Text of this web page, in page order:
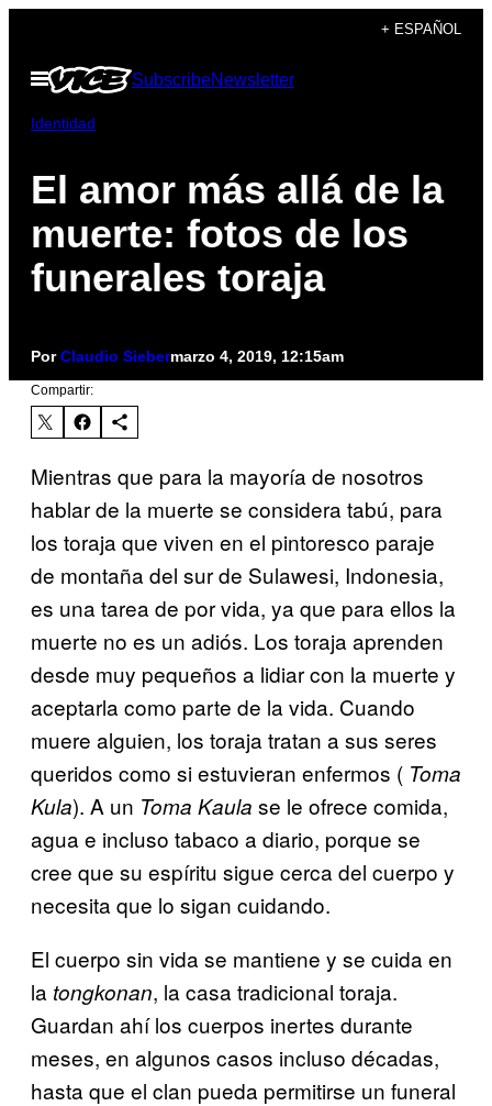
contenido
+ ESPAÑOL
Abrir
Menú
SubscribeNewsletter
Identidad
El amor más allá de la
muerte: fotos de los
funerales toraja
PorClaudio Siebermarzo 4, 2019, 12:15am
Compartir:
Mientras que para la mayoría de nosotros
hablar de la muerte se considera tabú, para
los toraja que viven en el pintoresco paraje
de montaña del sur de Sulawesi, Indonesia,
es una tarea de por vida, ya que para ellos la
muerte no es un adiós. Los toraja aprenden
desde muy pequeños a lidiar con la muerte y
aceptarla como parte de la vida. Cuando
muere alguien, los toraja tratan a sus seres
queridos como si estuvieran enfermos ( Toma
Kula). A un Toma Kaula se le ofrece comida,
agua e incluso tabaco a diario, porque se
cree que su espíritu sigue cerca del cuerpo y
necesita que lo sigan cuidando.
El cuerpo sin vida se mantiene y se cuida en
la tongkonan, la casa tradicional toraja.
Guardan ahí los cuerpos inertes durante
meses, en algunos casos incluso décadas,
hasta que el clan pueda permitirse un funeral